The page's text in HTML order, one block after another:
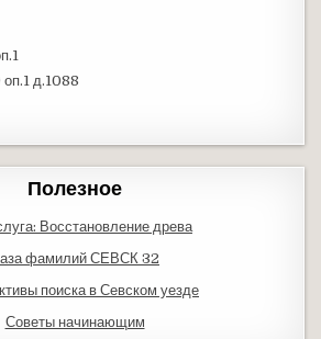
д.1088
Полезное
Восстановление древа
фамилий СЕВСК 32
поиска в Севском уезде
Советы начинающим